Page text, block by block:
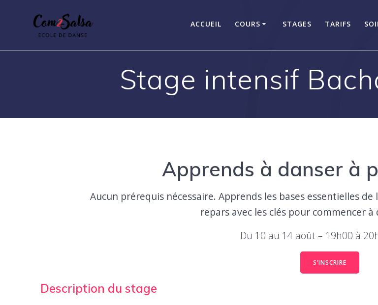
ACCUEIL COURS STAGES TARIFS
Stage intensif
Apprends à danser à
Aucun prérequis nécessaire. Apprends les bases essentielles
repars avec les clés pour commencer
Du 10 au 14 août – 19h00 à
S’INSCRIRE
Description du stage